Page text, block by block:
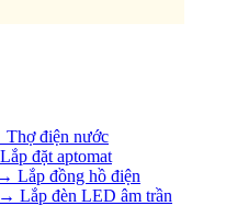
Thợ điện nước
Lắp đặt aptomat
→ Lắp đồng hồ điện
→ Lắp đèn LED âm trần